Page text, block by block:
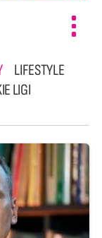
LIFESTYLE
LIGI